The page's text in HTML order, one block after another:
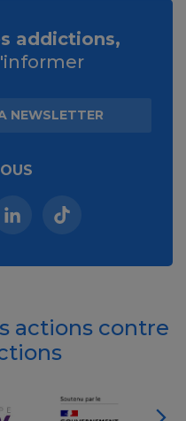
addictions,
NEWSLETTER
fenêtre)
(nouvelle fenêtre)
Linkedin (nouvelle
Tiktok (nouvelle
actions contre